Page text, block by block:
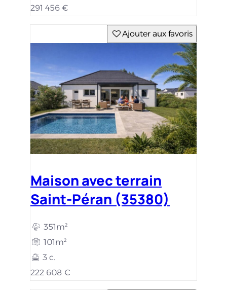
291 456 €
Ajouter aux favoris
Maison avec terrain
Saint-Péran (35380)
351m²
101m²
3 c.
222 608 €